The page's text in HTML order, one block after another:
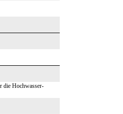
die Hochwasser-